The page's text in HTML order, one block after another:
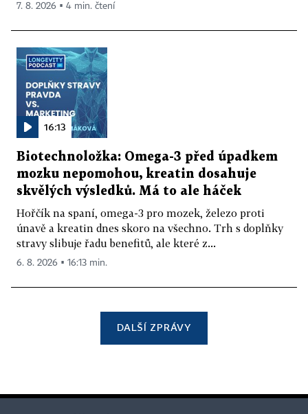
7. 8. 2026 ▪ 4 min. čtení
16:13
Biotechnoložka: Omega-3 před úpadkem
mozku nepomohou, kreatin dosahuje
skvělých výsledků. Má to ale háček
Hořčík na spaní, omega-3 pro mozek, železo proti
únavě a kreatin dnes skoro na všechno. Trh s doplňky
stravy slibuje řadu benefitů, ale které z...
6. 8. 2026 ▪ 16:13 min.
DALŠÍ ZPRÁVY